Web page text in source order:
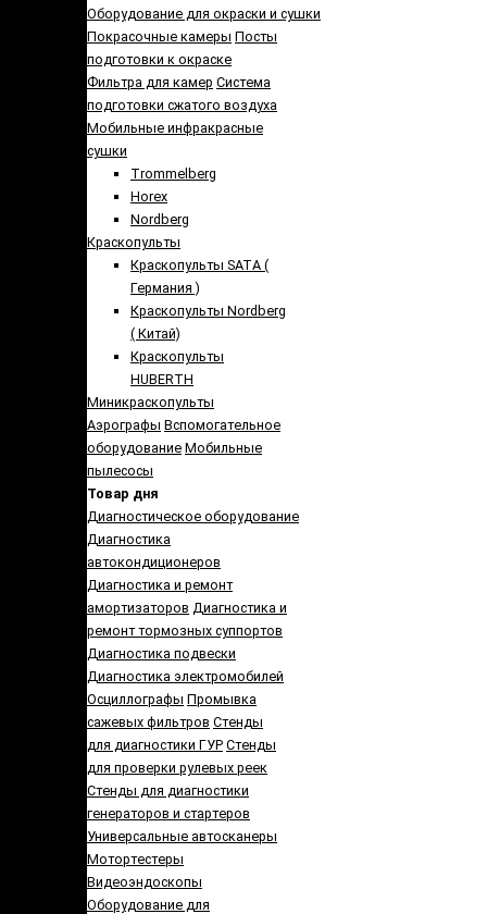
Оборудование для окраски и сушки
Покрасочные камеры Посты
подготовки к окраске
Фильтра для камер Система
подготовки сжатого воздуха
Мобильные инфракрасные
сушки
Trommelberg
Horex
Nordberg
Краскопульты
Краскопульты SATA (
Германия )
Краскопульты Nordberg
( Китай)
Краскопульты
HUBERTH
Миникраскопульты
Аэрографы Вспомогательное
оборудование Мобильные
пылесосы
Товар дня
Диагностическое оборудование
Диагностика
автокондиционеров
Диагностика и ремонт
амортизаторов Диагностика и
ремонт тормозных суппортов
Диагностика подвески
Диагностика электромобилей
Осциллографы Промывка
сажевых фильтров Стенды
для диагностики ГУР Стенды
для проверки рулевых реек
Cтенды для диагностики
генераторов и стартеров
Универсальные автосканеры
Мотортестеры
Видеоэндоскопы
Оборудование для